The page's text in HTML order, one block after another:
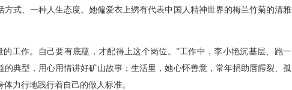
式、一种人生态度。她偏爱衣上绣有代表中国人精神世界的梅兰竹菊的清雅
工作。自己要有底蕴，才配得上这个岗位。”工作中，李小艳沉基层、跑一
典型，用心用情讲好矿山故事；生活里，她心怀善意，常年捐助唇腭裂、孤
力行地践行着自己的做人标准。